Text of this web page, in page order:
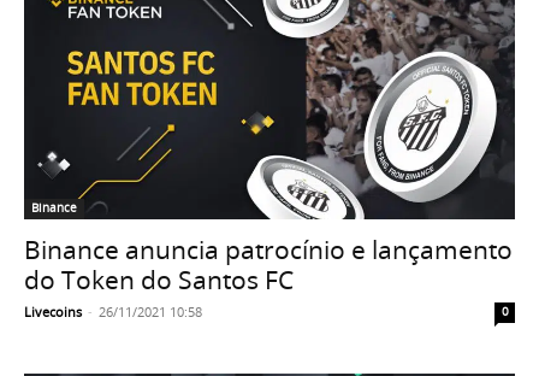
Binance
Binance anuncia patrocínio e lançamento
do Token do Santos FC
Livecoins - 26/11/2021 10:58 0